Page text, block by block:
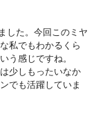
した。今回このミヤ
私でもわかるくら
う感じですね。
少しもったいなか
でも活躍していま